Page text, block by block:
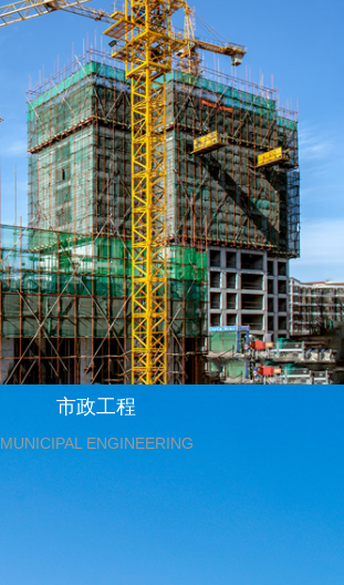
市政工程
MUNICIPAL ENGINEERING